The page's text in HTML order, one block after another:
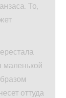
То,
маленькой
оттуда